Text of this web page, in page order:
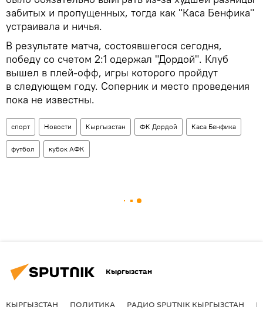
забитых и пропущенных, тогда как "Каса Бенфика"
устраивала и ничья.
В результате матча, состоявшегося сегодня,
победу со счетом 2:1 одержал "Дордой". Клуб
вышел в плей-офф, игры которого пройдут
в следующем году. Соперник и место проведения
пока не известны.
спорт Новости Кыргызстан ФК Дордой Каса Бенфика
футбол кубок АФК
Кыргызстан
КЫРГЫЗСТАН ПОЛИТИКА РАДИО SPUTNIK КЫРГЫЗСТАН